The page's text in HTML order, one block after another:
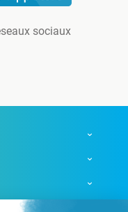
sociaux